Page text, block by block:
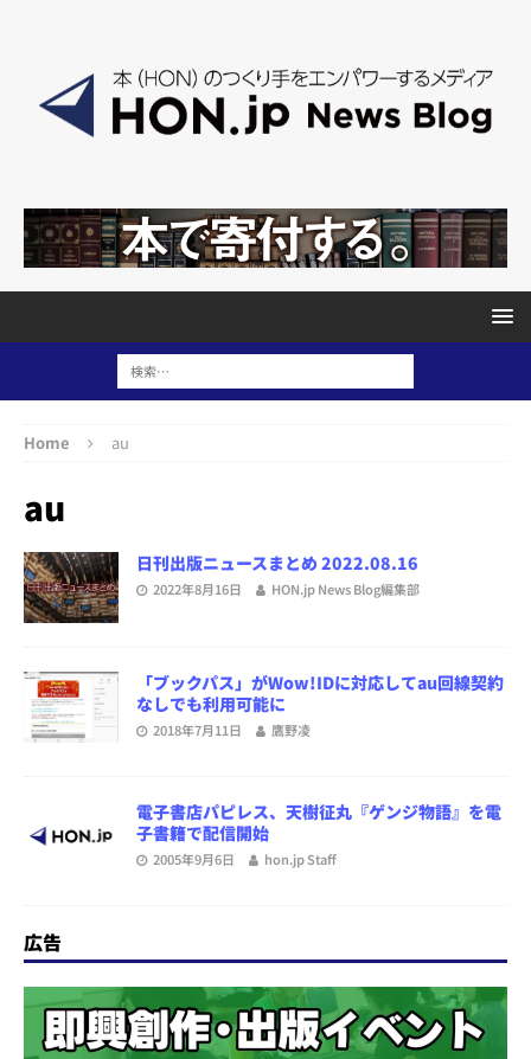
Home au
au
日刊出版ニュースまとめ 2022.08.16
2022年8月16日 HON.jp News Blog編集部
「ブックパス」がWow!IDに対応してau回線契約
なしでも利用可能に
2018年7月11日 鷹野凌
電子書店パピレス、天樹征丸『ゲンジ物語』を電
子書籍で配信開始
2005年9月6日 hon.jp Staff
広告